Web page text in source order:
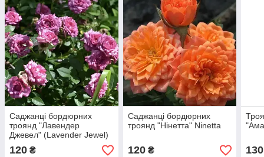
Саджанці бордюрних
троянд "Лавендер
Джевел" (Lavender Jewel)
120 ₴
Саджанці бордюрних
троянд "Нінетта" Ninetta
120₴ 130